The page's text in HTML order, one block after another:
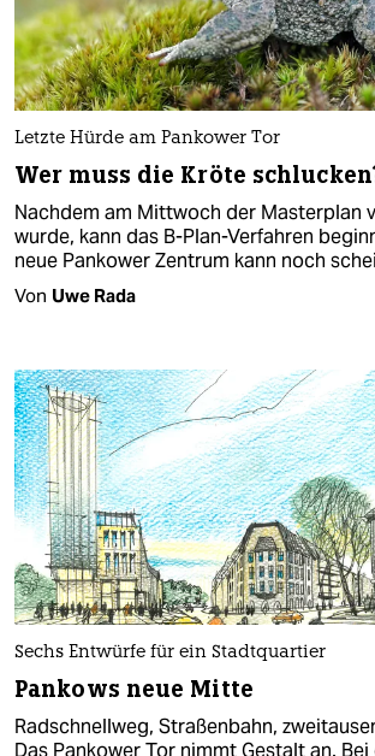
Letzte Hürde am Pankower Tor
Wer muss die Kröte
Nachdem am Mittwoch der Masterplan
wurde, kann das B-Plan-Verfahren
neue Pankower Zentrum kann noch
Von Uwe Rada
Sechs Entwürfe für ein Stadtquartier
Pankows neue Mitte
Radschnellweg, Straßenbahn,
Das Pankower Tor nimmt Gestalt an.